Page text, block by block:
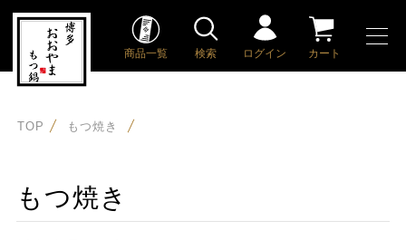
商品一覧 検索 ログイン カート
TOP もつ焼き
もつ焼き